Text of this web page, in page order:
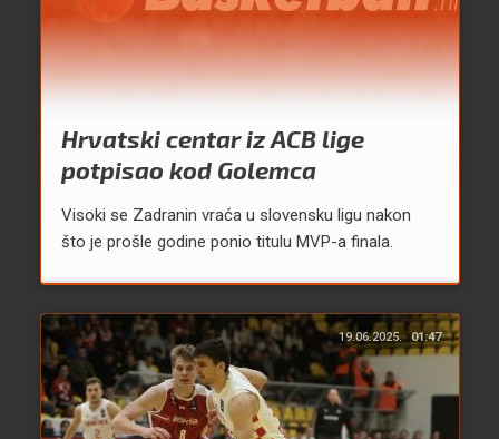
Hrvatski centar iz ACB lige
potpisao kod Golemca
Visoki se Zadranin vraća u slovensku ligu nakon
što je prošle godine ponio titulu MVP-a finala.
19.06.2025. 01:47